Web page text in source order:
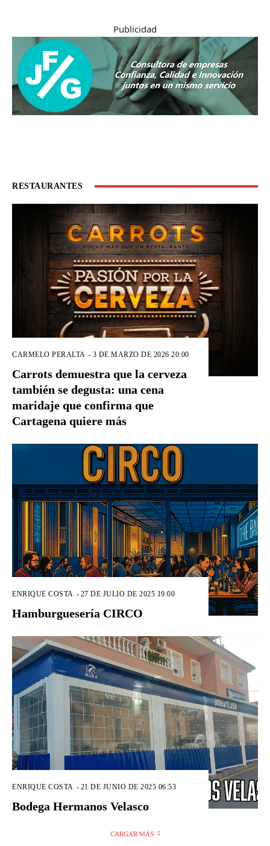
Publicidad
RESTAURANTES
CARMELO PERALTA - 3 DE MARZO DE 2026 20:00
Carrots demuestra que la cerveza
también se degusta: una cena
maridaje que confirma que
Cartagena quiere más
ENRIQUE COSTA - 27 DE JULIO DE 2025 19:00
Hamburguesería CIRCO
ENRIQUE COSTA - 21 DE JUNIO DE 2025 06:53
Bodega Hermanos Velasco
CARGAR MÁS